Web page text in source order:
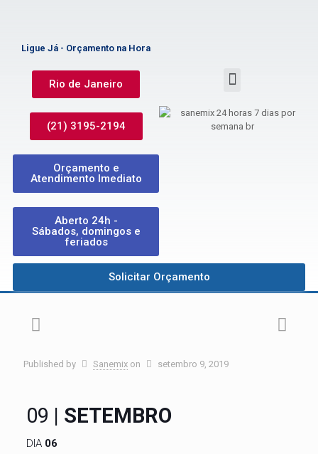
Ligue Já - Orçamento na Hora
Rio de Janeiro
(21) 3195-2194
Orçamento e
Atendimento Imediato
Aberto 24h -
Sábados, domingos e
feriados
Solicitar Orçamento
Published by Sanemix on setembro 9, 2019
09 | SETEMBRO
DIA 06